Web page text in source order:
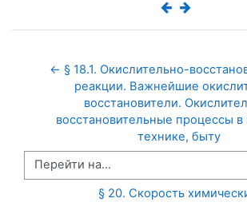
← § 18.1. Окислительно-
реакции. Важнейшие
восстановители.
восстановительные процессы
технике, быту
Перейти на...
§ 20. Скорость